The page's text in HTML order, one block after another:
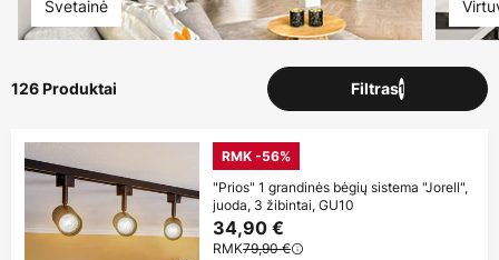
Svetainė
126 Produktai Filtras1
RMK -56%
"Prios" 1 grandinės bėgių sistema "Jorell",
juoda, 3 žibintai, GU10
34,90 €
RMK79,90 €